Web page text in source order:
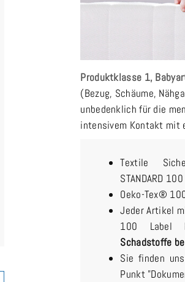
Produktklasse 1,
(Bezug, Schäume,
unbedenklich für die
intensivem Kontakt mit
Textile
STANDARD 100
Oeko-Tex®
Jeder Artikel
100
Schadstoffe
Sie finden
Punkt